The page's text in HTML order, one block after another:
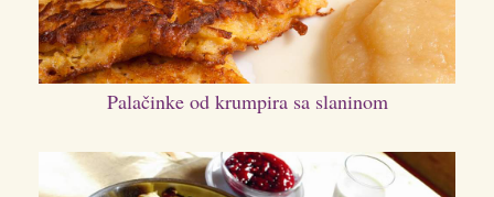
Palačinke od krumpira sa slaninom